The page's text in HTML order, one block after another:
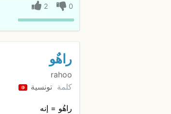
0
2
راهٌو
rahoo
كلمة تونسية
راهُو = إنه